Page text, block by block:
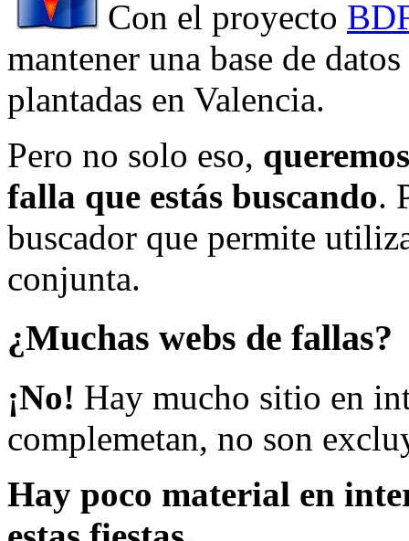
Con el proyecto
mantener una base de
plantadas en Valencia.
Pero no solo eso,
falla que estás buscando.
buscador que permite
conjunta.
¿Muchas webs de fallas?
¡No! Hay mucho sitio en
complemetan, no son
Hay poco material en